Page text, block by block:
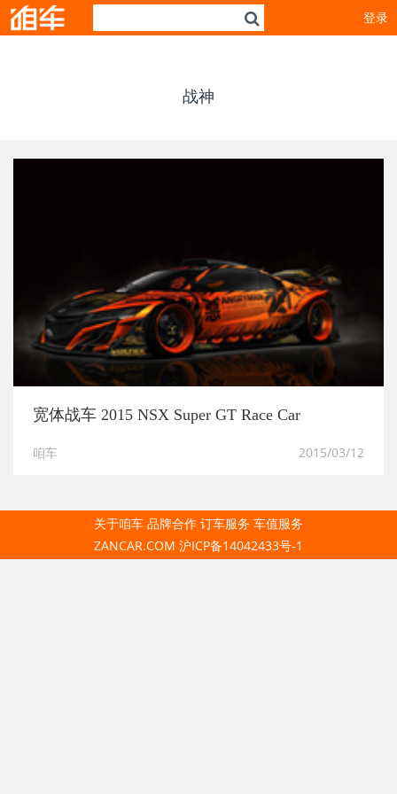
登录
战神
宽体战车 2015 NSX Super GT Race Car
咱车 2015/03/12
关于咱车 品牌合作 订车服务 车值服务
ZANCAR.COM 沪ICP备14042433号-1